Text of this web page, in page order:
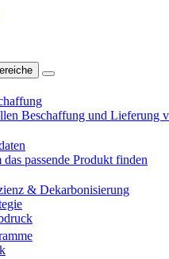
Beschaffung und Lieferung
das passende Produkt finden
& Dekarbonisierung